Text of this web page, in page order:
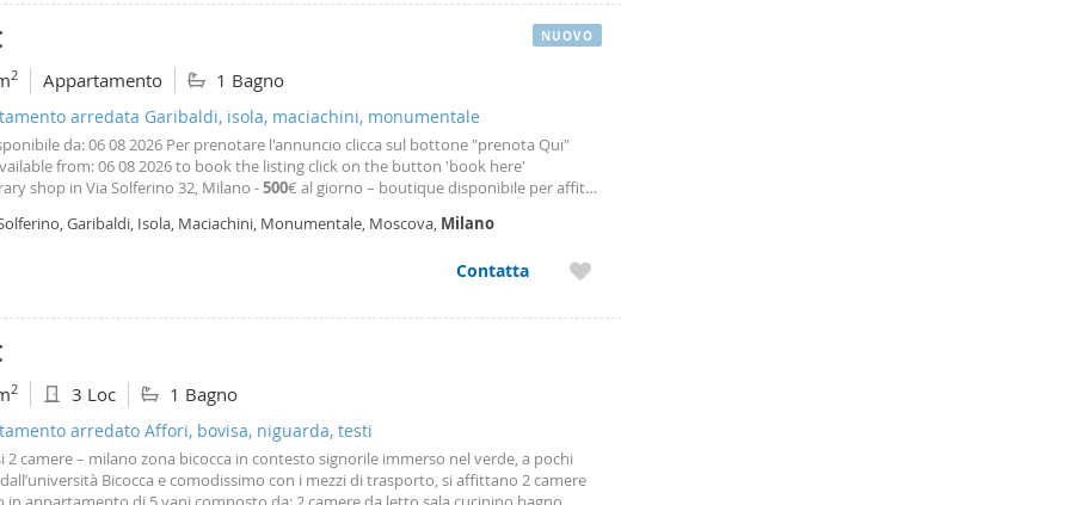
2 Appartamento 1 Bagno
arredata Garibaldi, isola, maciachini, monumentale
da: 06 08 2026 Per prenotare l'annuncio clicca sul bottone "prenota Qui"
from: 06 08 2026 to book the listing click on the button 'book here'
shop in Via Solferino 32, Milano -500€ al giorno – boutique disponibile per affitti
una soluzione ideale per chi
Garibaldi, Isola, Maciachini, Monumentale, Moscova, Milano
Contatta
NUOVO
2 3 Loc 1 Bagno
arredato Affori, bovisa, niguarda, testi
2 camere – milano zona bicocca in contesto signorile immerso nel verde, a pochi
Bicocca e comodissimo con i mezzi di trasporto, si affittano 2 camere